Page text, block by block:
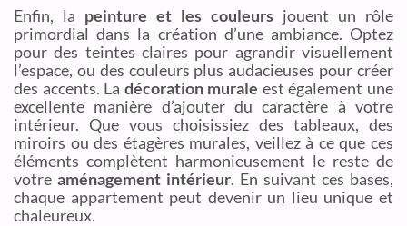
Enfin, la peinture et les couleurs jouent un rôle
primordial dans la création d’une ambiance. Optez
pour des teintes claires pour agrandir visuellement
l’espace, ou des couleurs plus audacieuses pour créer
des accents. La décoration murale est également une
excellente manière d’ajouter du caractère à votre
intérieur. Que vous choisissiez des tableaux, des
miroirs ou des étagères murales, veillez à ce que ces
éléments complètent harmonieusement le reste de
votre aménagement intérieur. En suivant ces bases,
chaque appartement peut devenir un lieu unique et
chaleureux.